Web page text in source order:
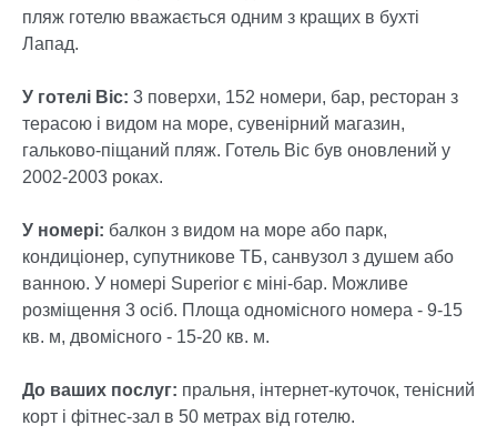
пляж готелю вважається одним з кращих в бухті
Лапад.
У готелі Віс: 3 поверхи, 152 номери, бар, ресторан з
терасою і видом на море, сувенірний магазин,
гальково-піщаний пляж. Готель Віс був оновлений у
2002-2003 роках.
У номері: балкон з видом на море або парк,
кондиціонер, супутникове ТБ, санвузол з душем або
ванною. У номері Superior є міні-бар. Можливе
розміщення 3 осіб. Площа одномісного номера - 9-15
кв. м, двомісного - 15-20 кв. м.
До ваших послуг: пральня, інтернет-куточок, тенісний
корт і фітнес-зал в 50 метрах від готелю.